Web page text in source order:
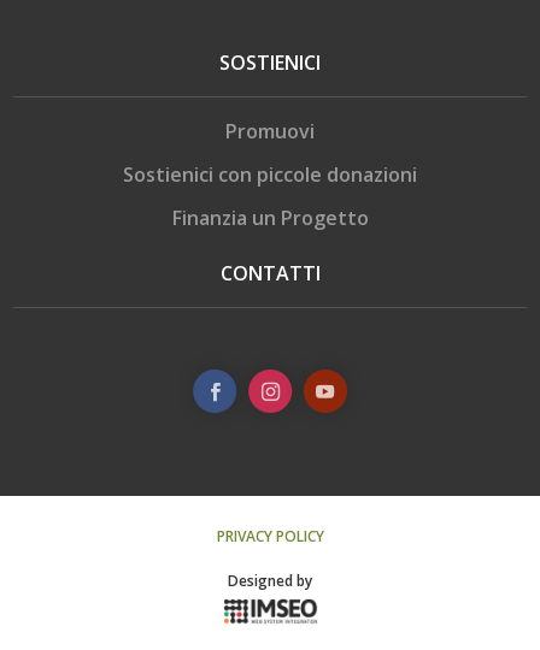
SOSTIENICI
Promuovi
Sostienici con piccole donazioni
Finanzia un Progetto
CONTATTI
PRIVACY POLICY
Designed by